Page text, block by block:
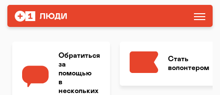
Обратиться
за
помощью
в
нескольких
Стать
волонтером